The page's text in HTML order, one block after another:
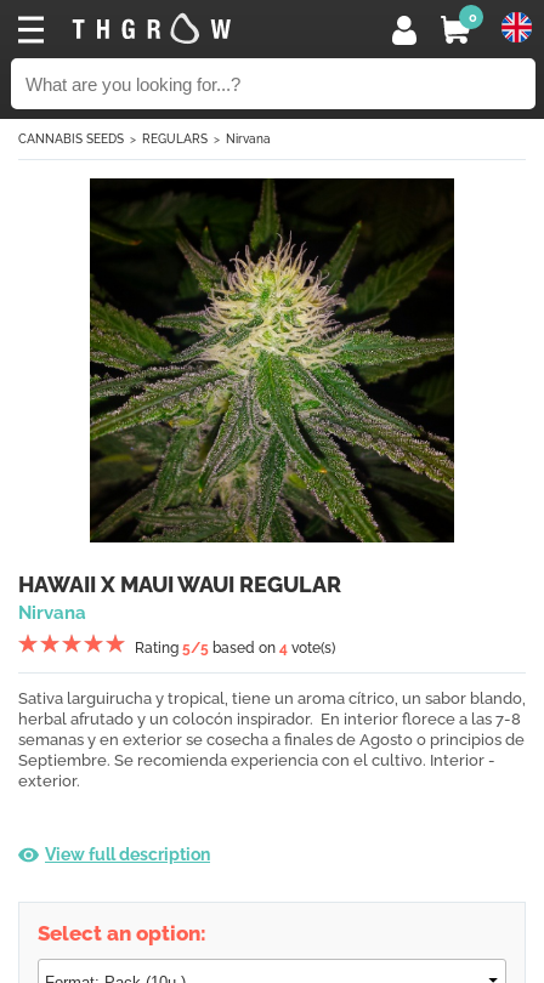
0
CANNABIS SEEDS REGULARS Nirvana
HAWAII X MAUI WAUI REGULAR
Nirvana
Rating 5/5 based on 4 vote(s)
Sativa larguirucha y tropical , tiene un aroma cítrico, un sabor blando,
herbal afrutado y un colocón inspirador. En interior florece a las 7-8
semanas y en exterior se cosecha a finales de Agosto o principios de
Septiembre. Se recomienda experiencia con el cultivo. Interior -
exterior.
View full description
Select an option: